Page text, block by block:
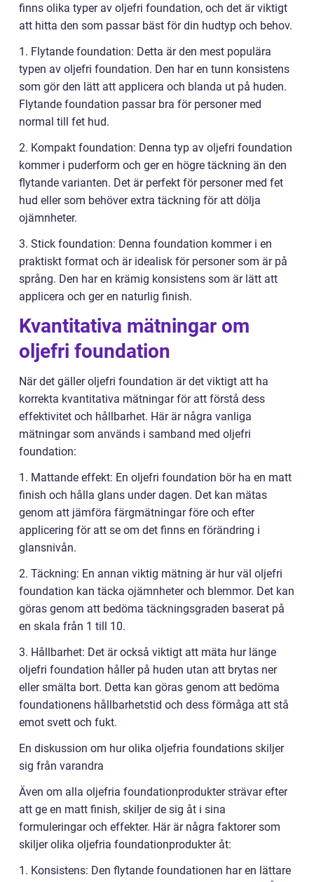
finns olika typer av oljefri foundation, och det är viktigt
att hitta den som passar bäst för din hudtyp och behov.
1. Flytande foundation: Detta är den mest populära
typen av oljefri foundation. Den har en tunn konsistens
som gör den lätt att applicera och blanda ut på huden.
Flytande foundation passar bra för personer med
normal till fet hud.
2. Kompakt foundation: Denna typ av oljefri foundation
kommer i puderform och ger en högre täckning än den
flytande varianten. Det är perfekt för personer med fet
hud eller som behöver extra täckning för att dölja
ojämnheter.
3. Stick foundation: Denna foundation kommer i en
praktiskt format och är idealisk för personer som är på
språng. Den har en krämig konsistens som är lätt att
applicera och ger en naturlig finish.
Kvantitativa mätningar om
oljefri foundation
När det gäller oljefri foundation är det viktigt att ha
korrekta kvantitativa mätningar för att förstå dess
effektivitet och hållbarhet. Här är några vanliga
mätningar som används i samband med oljefri
foundation:
1. Mattande effekt: En oljefri foundation bör ha en matt
finish och hålla glans under dagen. Det kan mätas
genom att jämföra färgmätningar före och efter
applicering för att se om det finns en förändring i
glansnivån.
2. Täckning: En annan viktig mätning är hur väl oljefri
foundation kan täcka ojämnheter och blemmor. Det kan
göras genom att bedöma täckningsgraden baserat på
en skala från 1 till 10.
3. Hållbarhet: Det är också viktigt att mäta hur länge
oljefri foundation håller på huden utan att brytas ner
eller smälta bort. Detta kan göras genom att bedöma
foundationens hållbarhetstid och dess förmåga att stå
emot svett och fukt.
En diskussion om hur olika oljefria foundations skiljer
sig från varandra
Även om alla oljefria foundationprodukter strävar efter
att ge en matt finish, skiljer de sig åt i sina
formuleringar och effekter. Här är några faktorer som
skiljer olika oljefria foundationprodukter åt:
1. Konsistens: Den flytande foundationen har en lättare